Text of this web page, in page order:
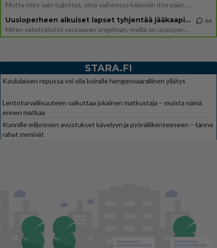
Mutta mies vain tuijottaa, siinä vaiheessa käännän itse pään pois. Mikä juttu? Yleensä jos joku tuijottaa tai katsoo, hä
Uusioperheen aikuiset lapset tyhjentää jääkaapin käydessään
Miten selvittäisitte seuraavan ongelman, meillä on uusioperhe, minulla teini-ikäiset lapset ja puolisolla aikuiset, jotk
66
STARA.FI
Koululaisen repussa voi olla koiralle hengenvaarallinen yllätys
Lentoturvallisuuteen vaikuttaa jokainen matkustaja – muista nämä
ennen matkaa
Kunnille miljoonien avustukset kävelyyn ja pyöräliikenteeseen – tänne
rahat menivät